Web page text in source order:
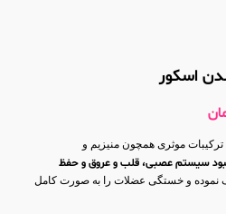
اسکور
ترکیبات موثری همچون منیزیم و
سیستم عصبی، قلب و عروق و حفظ
نموده و خستگی عضلات را به صورت کامل